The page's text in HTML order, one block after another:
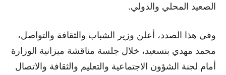
الصعيد المحلي والدولي.
وفي هذا الصدد، أعلن وزير الشباب والثقافة والتواصل،
محمد مهدي بنسعيد، خلال جلسة مناقشة ميزانية الوزارة
أمام لجنة الشؤون الاجتماعية والتعليم والثقافة والاتصال